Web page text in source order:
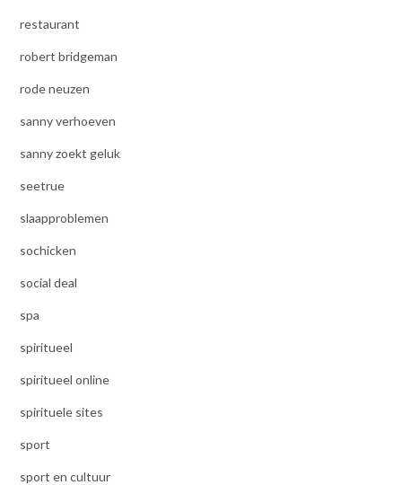
restaurant
robert bridgeman
rode neuzen
sanny verhoeven
sanny zoekt geluk
seetrue
slaapproblemen
sochicken
social deal
spa
spiritueel
spiritueel online
spirituele sites
sport
sport en cultuur